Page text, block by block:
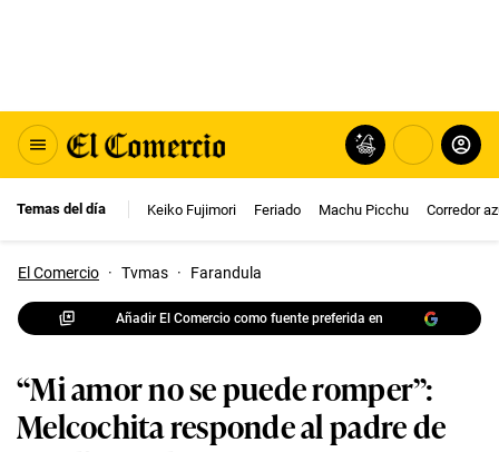
Temas del día Keiko Fujimori Feriado Machu Picchu Corredor
El Comercio · Tvmas · Farandula
Añadir El Comercio como fuente preferida en
“Mi amor no se puede romper”:
Melcochita responde al padre de